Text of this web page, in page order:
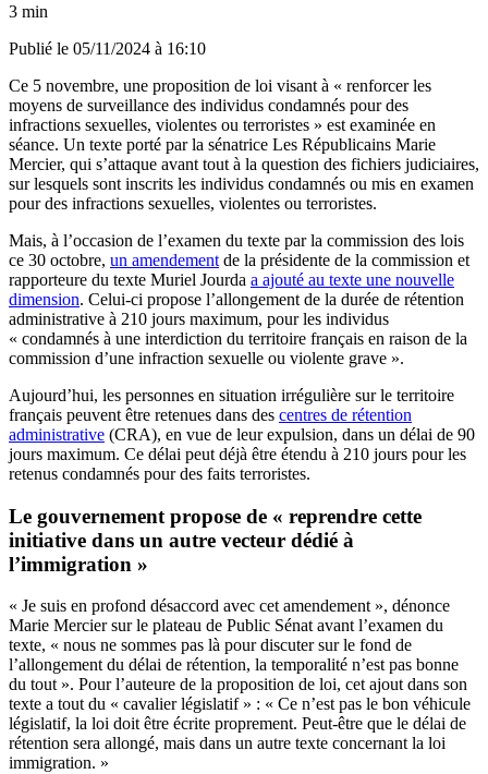
3 min
Publié le 05/11/2024 à 16:10
Ce 5 novembre, une proposition de loi visant à « renforcer les
moyens de surveillance des individus condamnés pour des
infractions sexuelles, violentes ou terroristes » est examinée en
séance. Un texte porté par la sénatrice Les Républicains Marie
Mercier, qui s’attaque avant tout à la question des fichiers judiciaires,
sur lesquels sont inscrits les individus condamnés ou mis en examen
pour des infractions sexuelles, violentes ou terroristes.
Mais, à l’occasion de l’examen du texte par la commission des lois
ce 30 octobre, un amendement de la présidente de la commission et
rapporteure du texte Muriel Jourda a ajouté au texte une nouvelle
dimension. Celui-ci propose l’allongement de la durée de rétention
administrative à 210 jours maximum, pour les individus
« condamnés à une interdiction du territoire français en raison de la
commission d’une infraction sexuelle ou violente grave ».
Aujourd’hui, les personnes en situation irrégulière sur le territoire
français peuvent être retenues dans des centres de rétention
administrative (CRA), en vue de leur expulsion, dans un délai de 90
jours maximum. Ce délai peut déjà être étendu à 210 jours pour les
retenus condamnés pour des faits terroristes.
Le gouvernement propose de « reprendre cette
initiative dans un autre vecteur dédié à
l’immigration »
« Je suis en profond désaccord avec cet amendement », dénonce
Marie Mercier sur le plateau de Public Sénat avant l’examen du
texte, « nous ne sommes pas là pour discuter sur le fond de
l’allongement du délai de rétention, la temporalité n’est pas bonne
du tout ». Pour l’auteure de la proposition de loi, cet ajout dans son
texte a tout du « cavalier législatif » : « Ce n’est pas le bon véhicule
législatif, la loi doit être écrite proprement. Peut-être que le délai de
rétention sera allongé, mais dans un autre texte concernant la loi
immigration. »